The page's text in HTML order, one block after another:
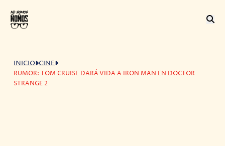
INICIO CINE
RUMOR: TOM CRUISE DARÁ VIDA A IRON MAN EN DOCTOR
STRANGE 2